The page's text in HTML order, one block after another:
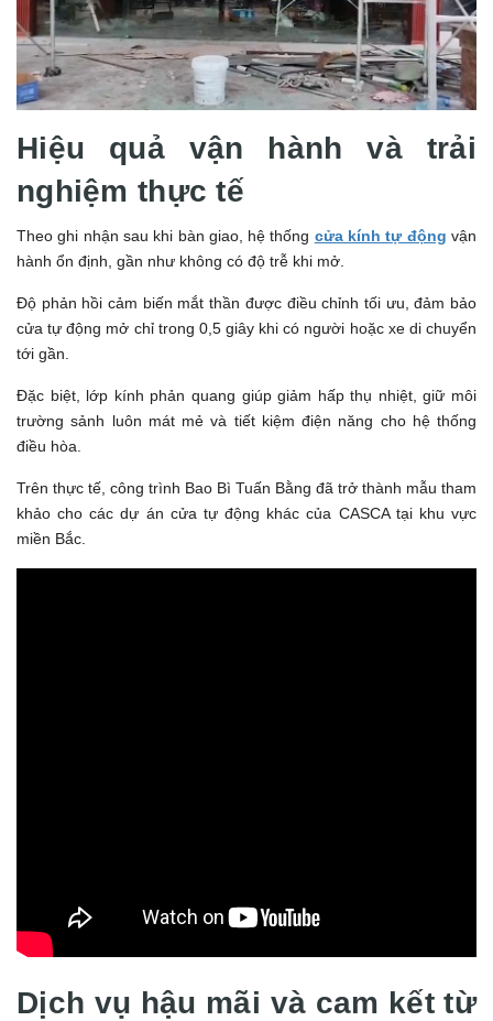
Hiệu quả vận hành và trải
nghiệm thực tế
Theo ghi nhận sau khi bàn giao, hệ thống cửa kính tự động vận
hành ổn định, gần như không có độ trễ khi mở.
Độ phản hồi cảm biến mắt thần được điều chỉnh tối ưu, đảm bảo
cửa tự động mở chỉ trong 0,5 giây khi có người hoặc xe di chuyển
tới gần.
Đặc biệt, lớp kính phản quang giúp giảm hấp thụ nhiệt, giữ môi
trường sảnh luôn mát mẻ và tiết kiệm điện năng cho hệ thống
điều hòa.
Trên thực tế, công trình Bao Bì Tuấn Bằng đã trở thành mẫu tham
khảo cho các dự án cửa tự động khác của CASCA tại khu vực
miền Bắc.
Dịch vụ hậu mãi và cam kết từ